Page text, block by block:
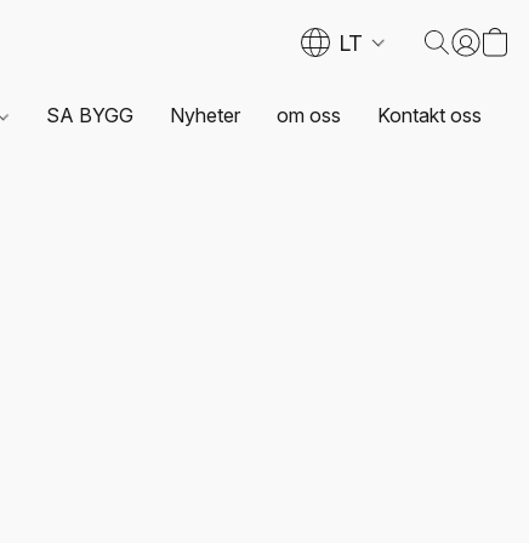
LT
SA BYGG Nyheter om oss Kontakt oss